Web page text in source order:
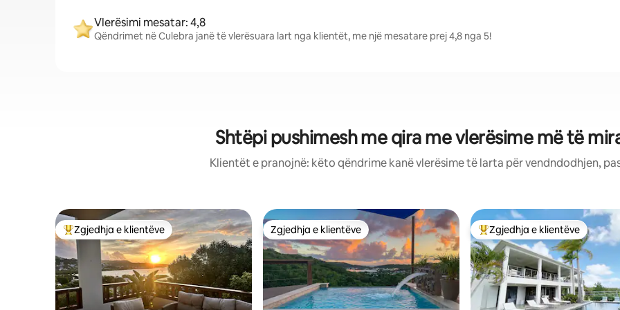
Vlerësimi mesatar: 4,8
Qëndrimet në Culebra janë të vlerësuara lart nga klientët, me një mesatare prej 4,8 nga 5!
Shtëpi pushimesh me qira me vlerësime më të
Klientët e pranojnë: këto qëndrime kanë vlerësime të larta për vendndodhjen,
Më të mirat e zgjedhjeve të klientëve
Zgjedhja e klientëve Zgjedhja e klientëve
Zgjedhja e klientëve Më të mirat e zgjedhjeve të
Zgjedhja e klientëve